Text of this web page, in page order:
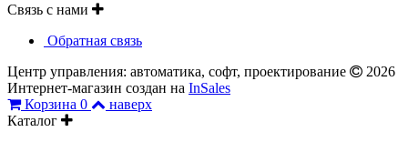
Связь с нами
Обратная связь
Центр управления: автоматика, софт, проектирование
2026
Интернет-магазин создан на InSales
Корзина 0
наверх
Каталог